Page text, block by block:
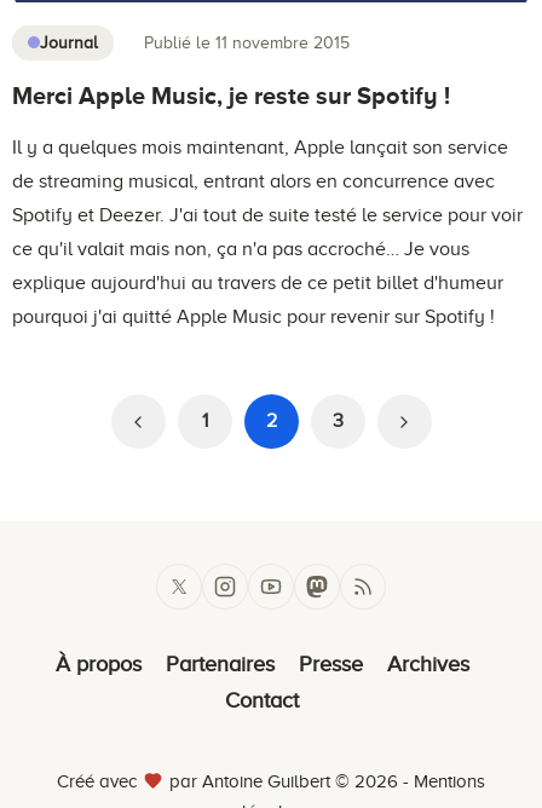
Journal Publié le 11 novembre 2015
Merci Apple Music, je reste sur Spotify !
Il y a quelques mois maintenant, Apple lançait son service
de streaming musical, entrant alors en concurrence avec
Spotify et Deezer. J'ai tout de suite testé le service pour voir
ce qu'il valait mais non, ça n'a pas accroché… Je vous
explique aujourd'hui au travers de ce petit billet d'humeur
pourquoi j'ai quitté Apple Music pour revenir sur Spotify !
1 2 3
À propos Partenaires Presse
Archives
Contact
Créé avec par Antoine Guilbert © 2026 - Mentions